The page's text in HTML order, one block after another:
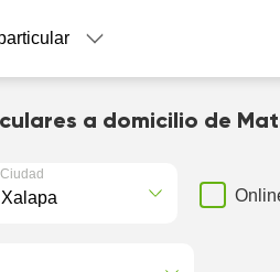
a domicilio de
Ciudad